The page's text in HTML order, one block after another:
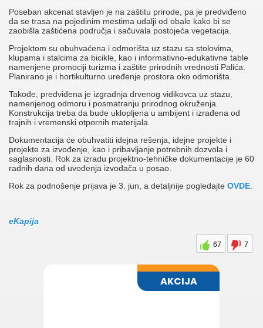
Poseban akcenat stavljen je na zaštitu prirode, pa je predviđeno
da se trasa na pojedinim mestima udalji od obale kako bi se
zaobišla zaštićena područja i sačuvala postojeća vegetacija.
Projektom su obuhvaćena i odmorišta uz stazu sa stolovima,
klupama i stalcima za bicikle, kao i informativno-edukativne table
namenjene promociji turizma i zaštite prirodnih vrednosti Palića.
Planirano je i hortikulturno uređenje prostora oko odmorišta.
Takođe, predviđena je izgradnja drvenog vidikovca uz stazu,
namenjenog odmoru i posmatranju prirodnog okruženja.
Konstrukcija treba da bude uklopljena u ambijent i izrađena od
trajnih i vremenski otpornih materijala.
Dokumentacija će obuhvatiti idejna rešenja, idejne projekte i
projekte za izvođenje, kao i pribavljanje potrebnih dozvola i
saglasnosti. Rok za izradu projektno-tehničke dokumentacije je 60
radnih dana od uvođenja izvođača u posao.
Rok za podnošenje prijava je 3. jun, a detaljnije pogledajte OVDE.
eKapija
67 7